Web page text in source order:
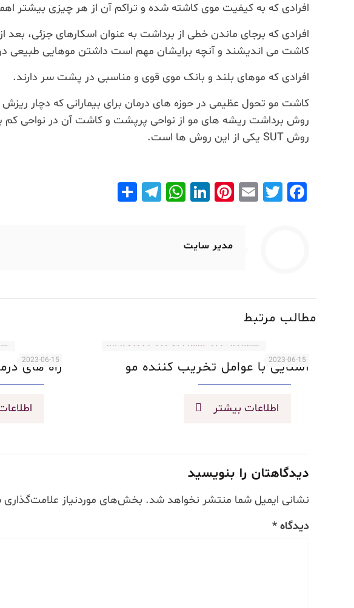
افرادی که به کیفیت موی کاشته شده و تراکم آن از هر چیزی بیشتر
افرادی که برجای ماندن خطی از برداشت به عنوان اسکارهای جزئی،
کاشت می اندیشند و آنچه برایشان مهم است داشتن موهایی طبیعی
افرادی که موهای بلند و بانک موی قوی و مناسبی در پشت سر دارند.
کاشت مو تحول عظیمی در حوزه های درمان برای بیمارانی که دچار
روش برداشت ریشه های مو از نواحی پرپشت و کاشت آن در نواحی کم
روش SUT یکی از این روش ها است.
Facebook
Twitter
Email
Pinterest
LinkedIn
WhatsApp
Telegram
مدیر سایت
مطالب مرتبط
2023-06-15
آشنایی با عوامل تخریب کننده مو
اطلاعات بیشتر
2023-06-15
راه های
دیدگاهتان را بنویسید
نشانی ایمیل شما منتشر نخواهد شد. بخش‌های موردنیاز
دیدگاه*